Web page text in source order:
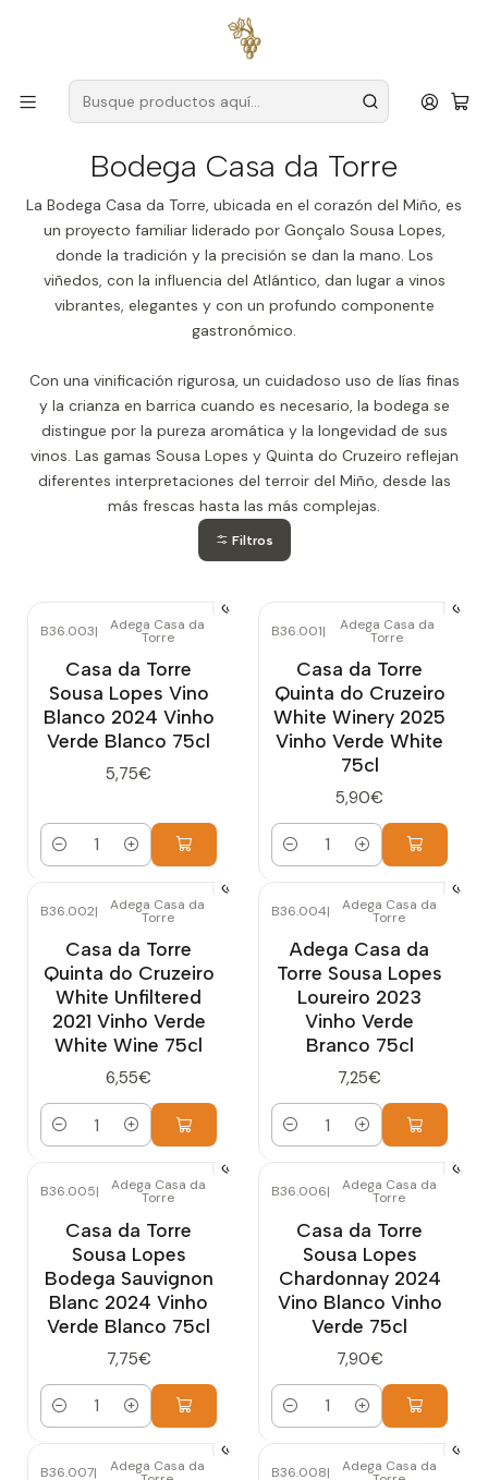
para pedidos superiores a
Productores
Vino Verde (Monção & Melgaço)
Bodega Casa da Torre
Bodega Casa da Torre
La Bodega Casa da Torre, ubicada en el corazón del Miño, es
un proyecto familiar liderado por Gonçalo Sousa Lopes,
donde la tradición y la precisión se dan la mano. Los
viñedos, con la influencia del Atlántico, dan lugar a vinos
vibrantes, elegantes y con un profundo componente
gastronómico.
Con una vinificación rigurosa, un cuidadoso uso de lías finas
y la crianza en barrica cuando es necesario, la bodega se
distingue por la pureza aromática y la longevidad de sus
vinos. Las gamas Sousa Lopes y Quinta do Cruzeiro reflejan
diferentes interpretaciones del terroir del Miño, desde las
más frescas hasta las más complejas.
Filtros
B36.003| Adega Casa da
Torre
Casa da Torre
Sousa Lopes Vino
Blanco 2024 Vinho
Verde Blanco 75cl
5,75€
Cantidad
B36.001| Adega Casa da
Torre
Casa da Torre
Quinta do Cruzeiro
White Winery 2025
Vinho Verde White
75cl
5,90€
Cantidad
B36.002| Adega Casa da
Torre
Casa da Torre
Quinta do Cruzeiro
White Unfiltered
2021 Vinho Verde
White Wine 75cl
6,55€
Cantidad
B36.004| Adega Casa da
Torre
Adega Casa da
Torre Sousa Lopes
Loureiro 2023
Vinho Verde
Branco 75cl
7,25€
Cantidad
B36.005| Adega Casa da
Torre
Casa da Torre
Sousa Lopes
Bodega Sauvignon
Blanc 2024 Vinho
Verde Blanco 75cl
7,75€
Cantidad
B36.006| Adega Casa da
Torre
Casa da Torre
Sousa Lopes
Chardonnay 2024
Vino Blanco Vinho
Verde 75cl
7,90€
Cantidad
B36.007| Adega Casa da B36.008| Adega Casa da